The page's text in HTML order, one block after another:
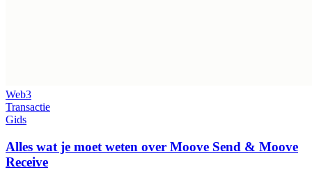
Web3
Transactie
Gids
Alles wat je moet weten over Moove Send & Moove
Receive